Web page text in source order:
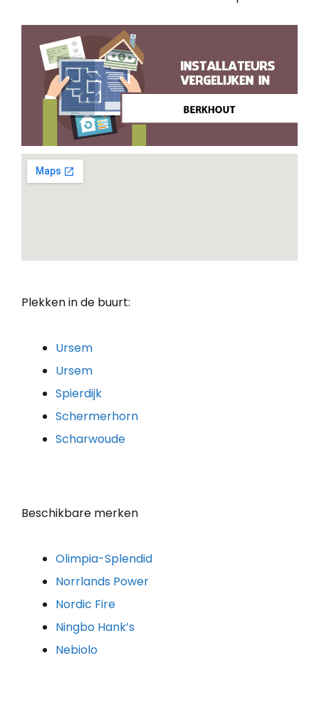
Plekken in de buurt:
Ursem
Ursem
Spierdijk
Schermerhorn
Scharwoude
Beschikbare merken
Olimpia-Splendid
Norrlands Power
Nordic Fire
Ningbo Hank’s
Nebiolo